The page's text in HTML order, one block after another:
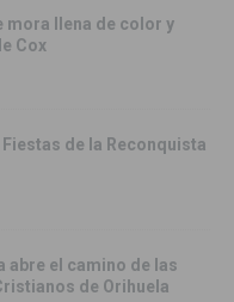
mora llena de color y
Cox
de la Reconquista
abre el camino de las
de Orihuela